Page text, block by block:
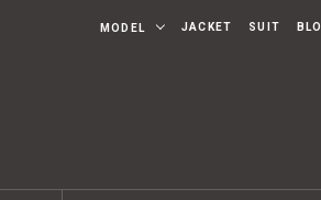
MODEL JACKET SUIT